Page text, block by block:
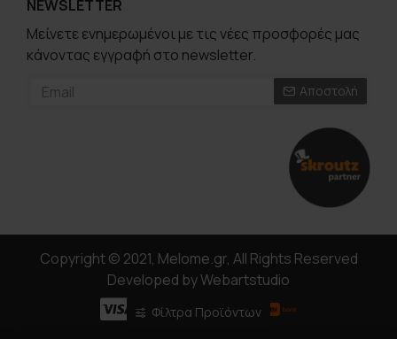
NEWSLETTER
Μείνετε ενημερωμένοι με τις νέες προσφορές μας
κάνοντας εγγραφή στο newsletter.
Αποστολή
Copyright © 2021, Melome.gr, All Rights Reserved
Developed by Webartstudio
Φίλτρα Προϊόντων